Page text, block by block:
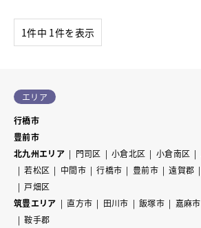
1件中 1件を表示
エリア
行橋市
豊前市
北九州エリア
門司区 小倉北区 小倉南区
若松区
中間市 行橋市 豊前市 遠賀郡
戸畑区
筑豊エリア
直方市 田川市 飯塚市 嘉麻市
鞍手郡